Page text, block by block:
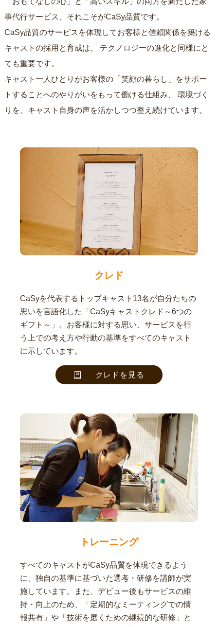
事代行サービス、それこそがCaSy品質です。
CaSy品質のサービスを体現してお客様と信頼関係を築ける
キャストの採用と育成は、
ても重要です。
キャスト一人ひとりがお客様の「笑顔の暮らし」をサポー
トすることへのやりがいをもって働ける仕組み、
りを、キャスト自身の声を活かしつつ整え続けています。
クレド
CaSyを代表するトップキャスト13名が自分たちの
思いを言語化した「CaSyキャストクレド～6つの
ギフト～」。お客様に対する思い、サービスを行
う上での考え方や行動の基準をすべてのキャスト
に示しています。
クレドを見る
トレーニング
すべてのキャストがCaSy品質を体現できるよう
に、独自の基準に基づいた選考・研修を講師が実
施しています。また、デビュー後もサービスの維
持・向上のため、「定期的なミーティングでの情
報共有」や「技術を磨くための継続的な研修」と